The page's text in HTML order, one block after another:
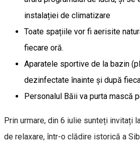
instalației de climatizare
Toate spațiile vor fi aerisite
fiecare oră.
Aparatele sportive de la bazin
dezinfectate înainte și după
Personalul Băii va purta mască
Prin urmare, din 6 iulie sunteți invitați
de relaxare, într-o clădire istorică a